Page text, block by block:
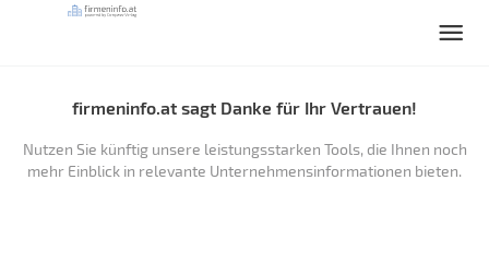
firmeninfo.at sagt Danke für Ihr Vertrauen!
Nutzen Sie künftig unsere leistungsstarken Tools, die Ihnen noch
mehr Einblick in relevante Unternehmensinformationen bieten.